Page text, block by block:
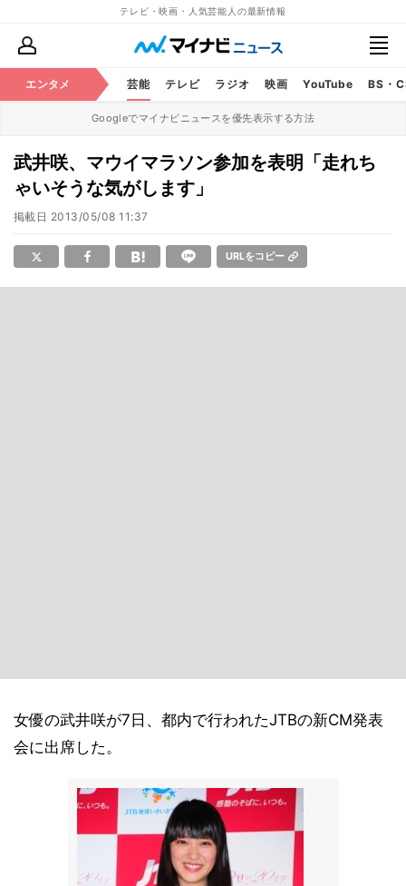
テレビ・映画・人気芸能人の最新情報
エンタメ 芸能 テレビ ラジオ 映画 YouTube BS・
Googleでマイナビニュースを優先表示する方法
武井咲、マウイマラソン参加を表明「走れち
ゃいそうな気がします」
掲載日 2013/05/08 11:37
URLをコピー
女優の武井咲が7日、都内で行われたJTBの新CM発表
会に出席した。